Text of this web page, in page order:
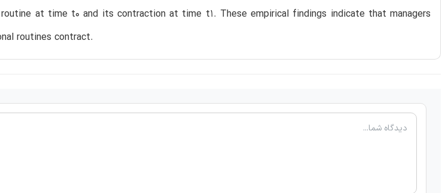
at time t0 and its contraction at time t1. These empirical findings indicate that managers
routines contract.